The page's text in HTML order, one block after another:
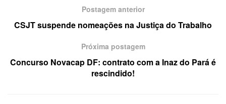
Postagem anterior
CSJT suspende nomeações na Justiça do Trabalho
Próxima postagem
Concurso Novacap DF: contrato com a Inaz do Pará é
rescindido!